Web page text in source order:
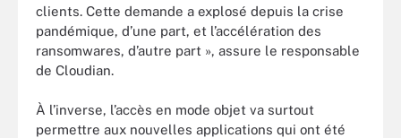
clients. Cette demande a explosé depuis la crise
pandémique, d’une part, et l’accélération des
ransomwares, d’autre part », assure le responsable
de Cloudian.
À l’inverse, l’accès en mode objet va surtout
permettre aux nouvelles applications qui ont été